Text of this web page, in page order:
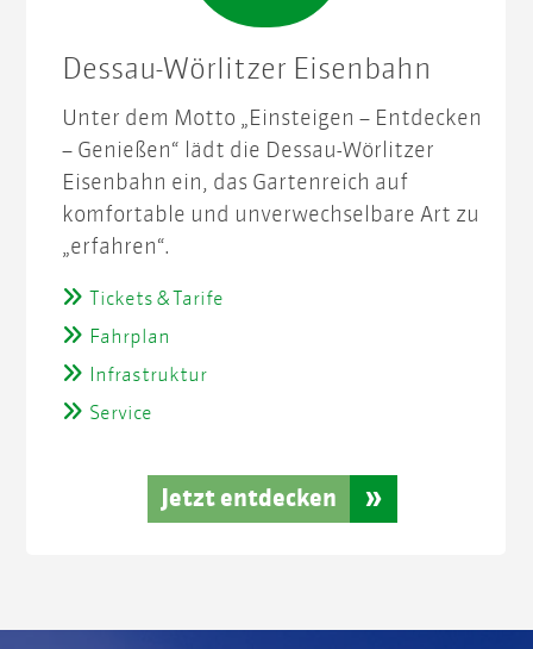
Dessau-Wörlitzer Eisenbahn
Unter dem Motto „Einsteigen – Entdecken
– Genießen“ lädt die Dessau-Wörlitzer
Eisenbahn ein, das Gartenreich auf
komfortable und unverwechselbare Art zu
„erfahren“.
Tickets & Tarife
Fahrplan
Infrastruktur
Service
Jetzt entdecken